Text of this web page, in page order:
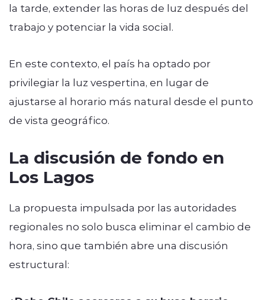
la tarde, extender las horas de luz después del
trabajo y potenciar la vida social.
En este contexto, el país ha optado por
privilegiar la luz vespertina, en lugar de
ajustarse al horario más natural desde el punto
de vista geográfico.
La discusión de fondo en
Los Lagos
La propuesta impulsada por las autoridades
regionales no solo busca eliminar el cambio de
hora, sino que también abre una discusión
estructural: